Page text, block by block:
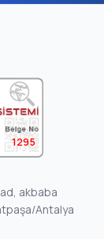
1295
akbaba
Antalya